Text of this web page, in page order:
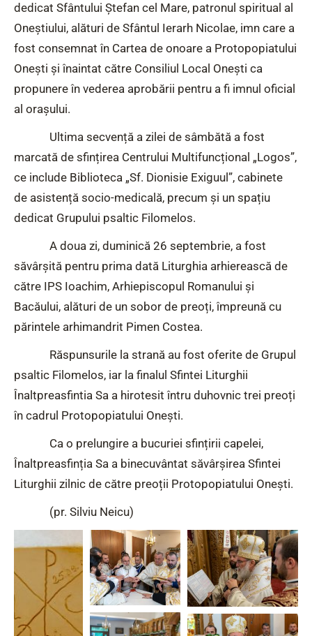
dedicat Sfântului Ștefan cel Mare, patronul spiritual al
Oneștiului, alături de Sfântul Ierarh Nicolae, imn care a
fost consemnat în Cartea de onoare a Protopopiatului
Onești și înaintat către Consiliul Local Onești ca
propunere în vederea aprobării pentru a fi imnul oficial
al orașului.
Ultima secvență a zilei de sâmbătă a fost
marcată de sfințirea Centrului Multifuncțional „Logos”,
ce include Biblioteca „Sf. Dionisie Exiguul”, cabinete
de asistență socio-medicală, precum și un spațiu
dedicat Grupului psaltic Filomelos.
A doua zi, duminică 26 septembrie, a fost
săvârșită pentru prima dată Liturghia arhierească de
către IPS Ioachim, Arhiepiscopul Romanului și
Bacăului, alături de un sobor de preoți, împreună cu
părintele arhimandrit Pimen Costea.
Răspunsurile la strană au fost oferite de Grupul
psaltic Filomelos, iar la finalul Sfintei Liturghii
Înaltpreasfintia Sa a hirotesit întru duhovnic trei preoți
în cadrul Protopopiatului Onești.
Ca o prelungire a bucuriei sfințirii capelei,
Înaltpreasfinția Sa a binecuvântat săvârșirea Sfintei
Liturghii zilnic de către preoții Protopopiatului Onești.
(pr. Silviu Neicu)